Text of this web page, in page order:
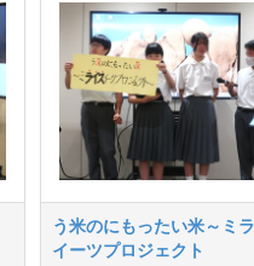
う米のにもったい米～ミ
イーツプロジェクト